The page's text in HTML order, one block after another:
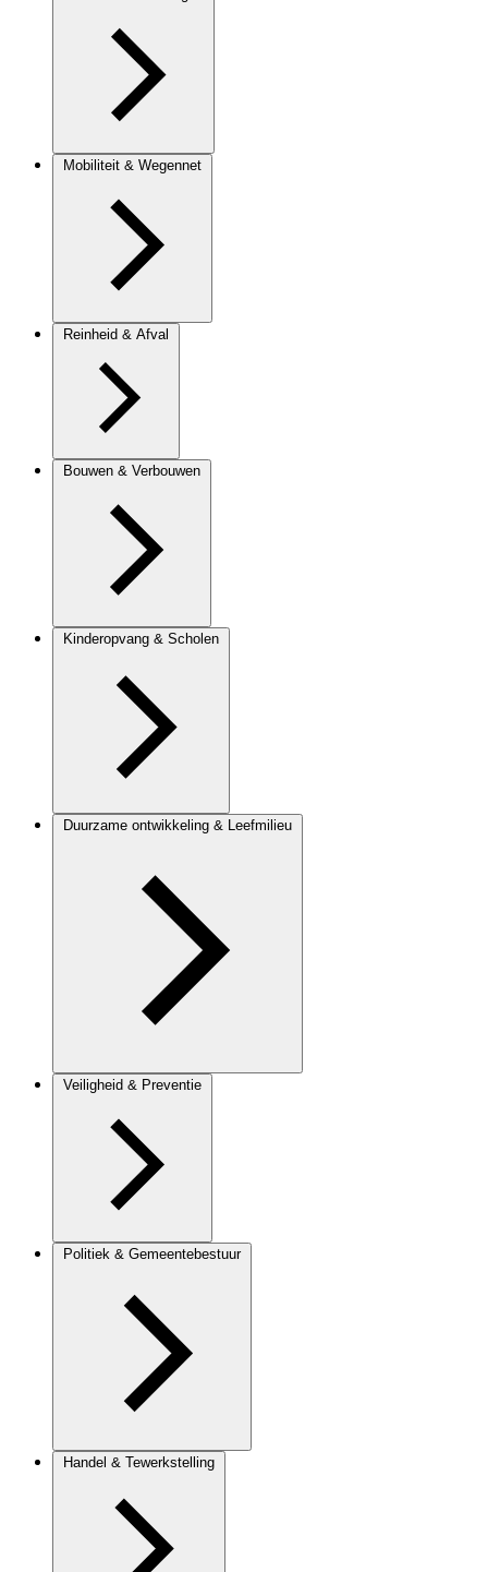
Mobiliteit & Wegennet
Reinheid & Afval
Bouwen & Verbouwen
Kinderopvang & Scholen
Duurzame ontwikkeling & Leefmilieu
Veiligheid & Preventie
Politiek & Gemeentebestuur
Handel & Tewerkstelling